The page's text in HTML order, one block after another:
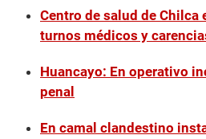
Centro de salud de Chilca
turnos médicos y
Huancayo: En operativo
penal
En camal clandestino